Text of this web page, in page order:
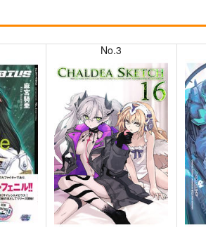
No.3